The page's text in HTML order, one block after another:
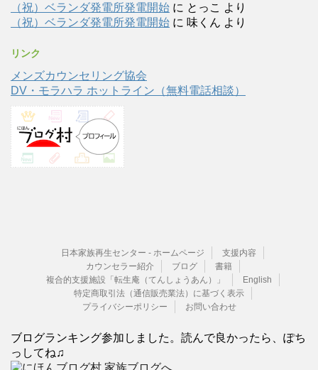
（祝）ベランダ発電所発電開始 に とっこ より
（祝）ベランダ発電所発電開始 に 味くん より
リンク
メンズカウンセリング協会
DV・モラハラ ホットライン（無料電話相談）
日本家族再生センター - ホームページ
支援内容
カウンセラー紹介
ブログ
書籍
複合的支援施設「転生庵（てんしょうあん）」
English
特定商取引法（通信販売業法）に基づく表示
プライバシーポリシー
お問い合わせ
ブログランキング参加しました。読んで良かったら、ぽち
っしてね♫